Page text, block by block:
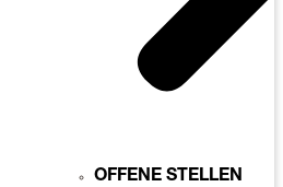
OFFENE STELLEN